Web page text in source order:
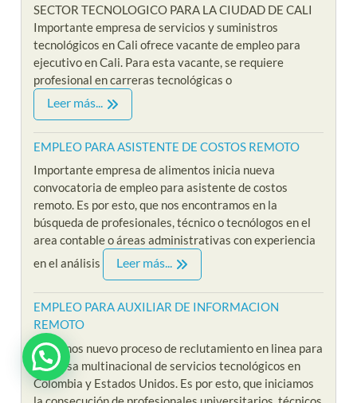
SECTOR TECNOLOGICO PARA LA CIUDAD DE CALI
Importante empresa de servicios y suministros
tecnológicos en Cali ofrece vacante de empleo para
ejecutivo en Cali. Para esta vacante, se requiere
profesional en carreras tecnológicas o
Leer más...
EMPLEO PARA ASISTENTE DE COSTOS REMOTO
Importante empresa de alimentos inicia nueva
convocatoria de empleo para asistente de costos
remoto. Es por esto, que nos encontramos en la
búsqueda de profesionales, técnico o tecnólogos en el
area contable o áreas administrativas con experiencia
en el análisis
Leer más...
EMPLEO PARA AUXILIAR DE INFORMACION
REMOTO
Iniciamos nuevo proceso de reclutamiento en linea para
empresa multinacional de servicios tecnológicos en
Colombia y Estados Unidos. Es por esto, que iniciamos